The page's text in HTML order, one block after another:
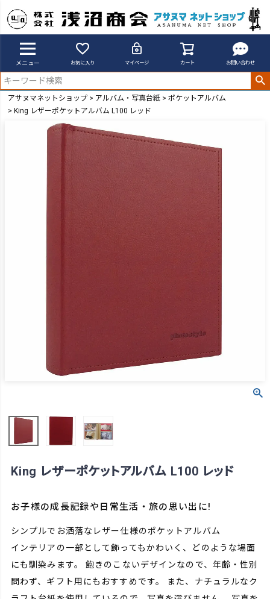
メニュー お気に入り マイページ カート お問い合わせ
アサヌマネットショップ アルバム・写真台紙
ポケットアルバム
King レザーポケットアルバム L100 レッド
King レザーポケットアルバム L100 レッド
お子様の成長記録や日常生活・旅の思い出に!
シンプルでお洒落なレザー仕様のポケットアルバム
インテリアの一部として飾ってもかわいく、どのような場面
にも馴染みます。 飽きのこないデザインなので、年齢・性別
問わず、ギフト用にもおすすめです。 また、ナチュラルなク